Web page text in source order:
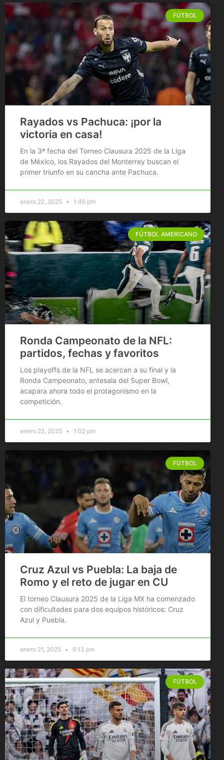
FÚTBOL
Rayados vs Pachuca: ¡por la
victoria en casa!
En la 3ª fecha del Torneo Clausura 2025 de la Liga
de México, los Rayados del Monterrey buscan el
primer triunfo en su cancha ante Pachuca.
enero 22, 2025 1:46 pm
FÚTBOL AMERICANO
Ronda Campeonato de la NFL:
partidos, fechas y favoritos
Los playoffs de la NFL se acercan a su final y la
Ronda Campeonato, antesala del Super Bowl,
acapara ahora todo el protagonismo en la
competición.
enero 22, 2025 1:02 pm
FÚTBOL
Cruz Azul vs Puebla: La baja de
Romo y el reto de jugar en CU
El torneo Clausura 2025 de la Liga MX ha comenzado
con dificultades para dos equipos históricos: Cruz
Azul y Puebla.
enero 21, 2025 6:13 pm
FÚTBOL